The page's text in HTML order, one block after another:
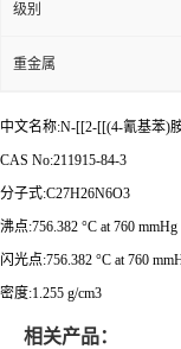
级别
重金属
中文名称:N-[[2-[[(4-氰基苯)
CAS No:211915-84-3
分子式:C27H26N6O3
沸点:756.382 °C at 760 mmHg
闪光点:756.382 °C at 760
密度:1.255 g/cm3
相关产品：